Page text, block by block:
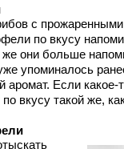
с
по вкусу
же они больше
упоминалось
аромат. Если
вкусу такой же,